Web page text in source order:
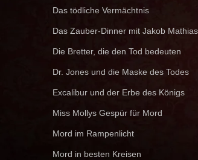
Das tödliche Vermächtnis
Das Zauber-Dinner mit Jakob Mathias
Die Bretter, die den Tod bedeuten
Dr. Jones und die Maske des Todes
Excalibur und der Erbe des Königs
Miss Mollys Gespür für Mord
Mord im Rampenlicht
Mord in besten Kreisen